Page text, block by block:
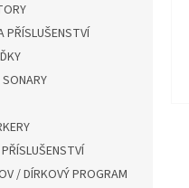
PŘÍSLUŠENSTVÍ
/ DÍRKOVÝ PROGRAM